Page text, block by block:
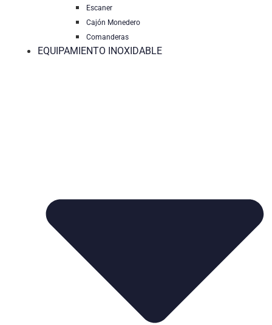
Escaner
Cajón Monedero
Comanderas
EQUIPAMIENTO INOXIDABLE